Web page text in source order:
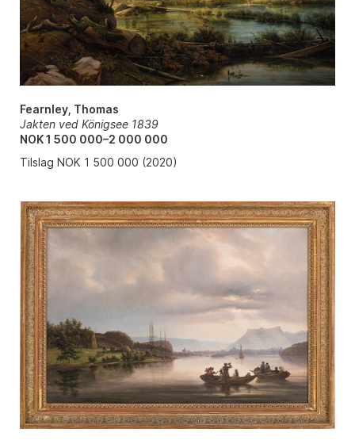
Fearnley, Thomas
Jakten ved Königsee 1839
NOK 1 500 000–2 000 000
Tilslag NOK 1 500 000 (2020)